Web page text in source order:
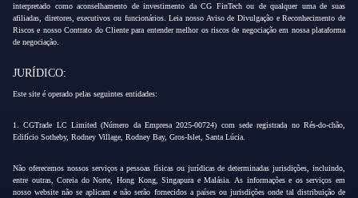
interpretado como aconselhamento de investimento da CG FinTech ou de qualquer uma de suas
afiliadas, diretores, executivos ou funcionários. Leia nosso Aviso de Divulgação e Reconhecimento de
Riscos e nosso Contrato do Cliente para entender melhor os riscos de negociação em nossa plataforma
de negociação.
JURÍDICO:
Este site é operado pelas seguintes entidades:
1. CGTrade LC Limited (Número da Empresa 2025-00724) com sede registrada no Rés-do-chão,
Edifício Sotheby, Rodney Village, Rodney Bay, Gros-Islet, Santa Lúcia.
Não oferecemos nossos serviços a pessoas físicas ou jurídicas de determinadas jurisdições, incluindo,
entre outras, Coreia do Norte, Hong Kong, Singapura e Malásia. As informações e os serviços em
nosso website não se aplicam e não serão fornecidos a países ou jurisdições onde tal distribuição de